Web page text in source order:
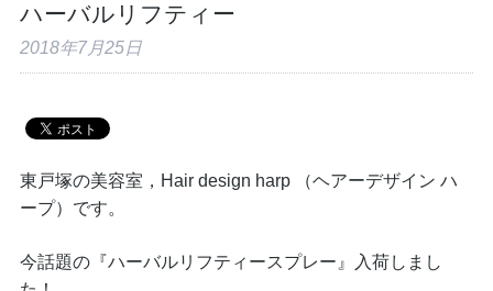
ハーバルリフティー
2018年7月25日
東戸塚の美容室，Hair design harp （ヘアーデザイン ハ
ープ）です。
今話題の『ハーバルリフティースプレー』入荷しまし